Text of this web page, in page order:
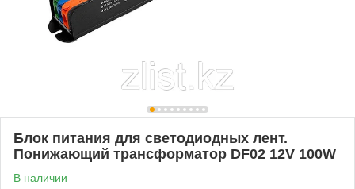
Блок питания для светодиодных лент.
Понижающий трансформатор DF02 12V 100W
В наличии